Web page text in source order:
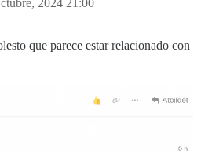
2024 21:00
que parece estar relacionado con